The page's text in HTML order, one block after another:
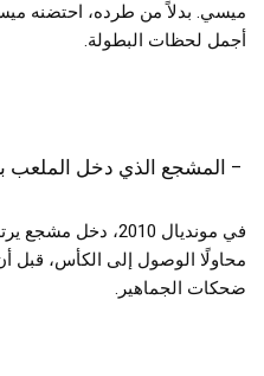
ميسي. بدلاً من طرده، احتضنه
أجمل لحظات البطولة.
– المشجع الذي دخل الملعب
في مونديال 2010،
محاولًا الوصول إلى الكأس، قبل
ضحكات الجماهير.